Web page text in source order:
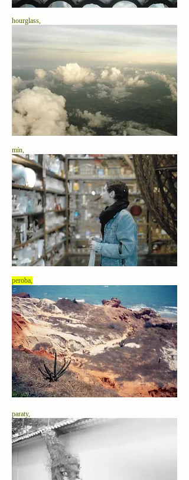
hourglass,
mín,
peroba,
paraty,